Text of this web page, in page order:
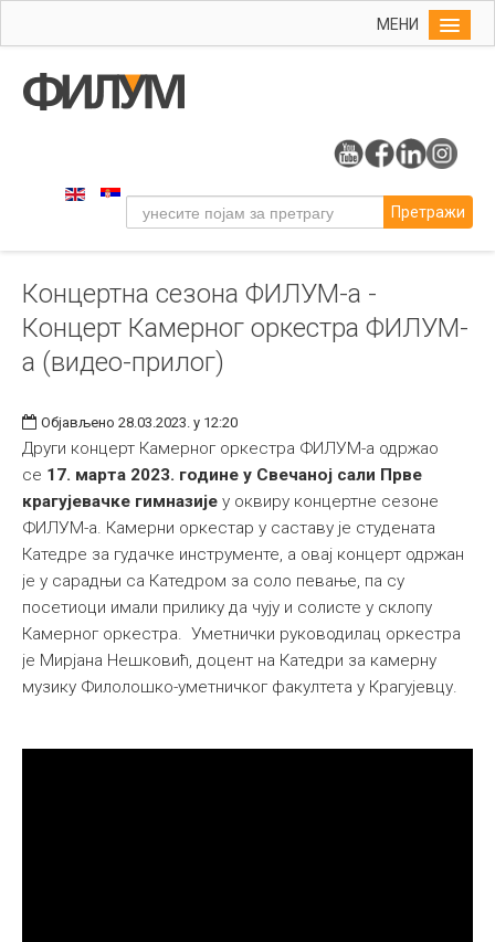
МЕНИ
Упис
Уметност
Музичка уметност
Примењена и ликовна уметност
Галерија
Библиотека
Студенти
Међународна
Претражи
Концертна сезона ФИЛУМ-а -
Концерт Камерног оркестра ФИЛУМ-
а (видео-прилог)
Објављено 28.03.2023. у 12:20
Други концерт Камерног оркестра ФИЛУМ-а одржао
се 17. марта 2023. године у Свечаној сали Прве
крагујевачке гимназије у оквиру концертне сезоне
ФИЛУМ-а. Камерни оркестар у саставу је студената
Катедре за гудачке инструменте, а овај концерт одржан
је у сарадњи са Катедром за соло певање, па су
посетиоци имали прилику да чују и солисте у склопу
Камерног оркестра. Уметнички руководилац оркестра
је Мирјанa Нешковић, доцент на Катедри за камерну
музику Филолошко-уметничког факултета у Крагујевцу.